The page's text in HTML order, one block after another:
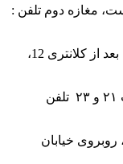
۴، سمت راست، مغازه دوم تلفن :
: بلوار چمران، بعد از پارک چمران، بعد از کلانتری 12،
: بلوار رحمت شرقی، بین رحمت ۲۱ و ۲۳ تلفن
خیابان